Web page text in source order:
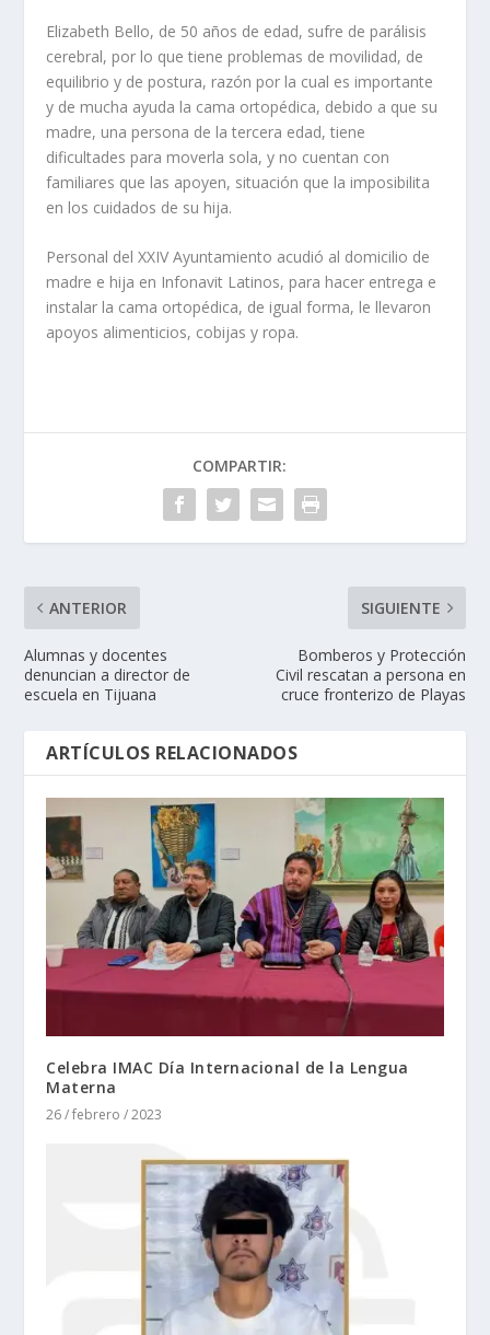
Elizabeth Bello, de 50 años de edad, sufre de parálisis
cerebral, por lo que tiene problemas de movilidad, de
equilibrio y de postura, razón por la cual es importante
y de mucha ayuda la cama ortopédica, debido a que su
madre, una persona de la tercera edad, tiene
dificultades para moverla sola, y no cuentan con
familiares que las apoyen, situación que la imposibilita
en los cuidados de su hija.
Personal del XXIV Ayuntamiento acudió al domicilio de
madre e hija en Infonavit Latinos, para hacer entrega e
instalar la cama ortopédica, de igual forma, le llevaron
apoyos alimenticios, cobijas y ropa.
COMPARTIR:
ANTERIOR
Alumnas y docentes
denuncian a director de
escuela en Tijuana
SIGUIENTE
Bomberos y Protección
Civil rescatan a persona en
cruce fronterizo de Playas
ARTÍCULOS RELACIONADOS
Celebra IMAC Día Internacional de la Lengua
Materna
26 / febrero / 2023